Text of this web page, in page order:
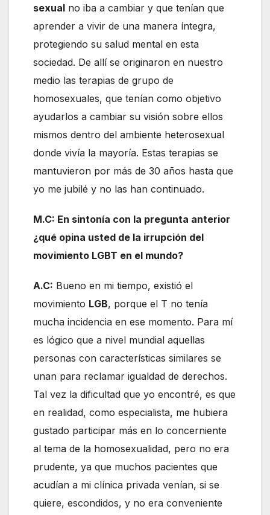
sexual no iba a cambiar y que tenían que
aprender a vivir de una manera íntegra,
protegiendo su salud mental en esta
sociedad. De allí se originaron en nuestro
medio las terapias de grupo de
homosexuales, que tenían como objetivo
ayudarlos a cambiar su visión sobre ellos
mismos dentro del ambiente heterosexual
donde vivía la mayoría. Estas terapias se
mantuvieron por más de 30 años hasta que
yo me jubilé y no las han continuado.
M.C: En sintonía con la pregunta anterior
¿qué opina usted de la irrupción del
movimiento LGBT en el mundo?
A.C: Bueno en mi tiempo, existió el
movimiento LGB, porque el T no tenía
mucha incidencia en ese momento. Para mí
es lógico que a nivel mundial aquellas
personas con características similares se
unan para reclamar igualdad de derechos.
Tal vez la dificultad que yo encontré, es que
en realidad, como especialista, me hubiera
gustado participar más en lo concerniente
al tema de la homosexualidad, pero no era
prudente, ya que muchos pacientes que
acudían a mi clínica privada venían, si se
quiere, escondidos, y no era conveniente